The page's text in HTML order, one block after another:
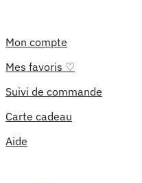
Mon compte
Mes favoris ♡
Suivi de commande
Carte cadeau
Aide